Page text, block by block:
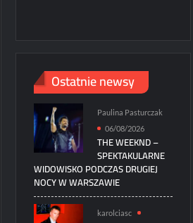
Ostatnie newsy
Paulina Pasturczak
06/08/2026
THE WEEKND –
SPEKTAKULARNE
WIDOWISKO PODCZAS DRUGIEJ
NOCY W WARSZAWIE
karolciasc